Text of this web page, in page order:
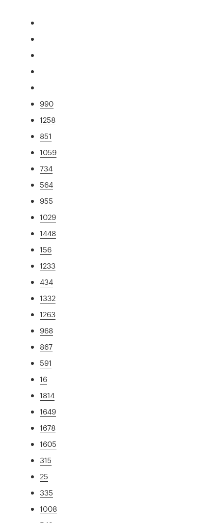
990
1258
851
1059
734
564
955
1029
1448
156
1233
434
1332
1263
968
867
591
16
1814
1649
1678
1605
315
25
335
1008